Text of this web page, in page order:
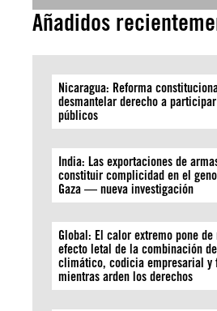
Añadidos
Nicaragua: Reforma
desmantelar derecho a
públicos
India: Las exportaciones de
constituir complicidad en el
Gaza — nueva investigación
Global: El calor extremo pone
efecto letal de la combinación
climático, codicia empresarial y
mientras arden los derechos